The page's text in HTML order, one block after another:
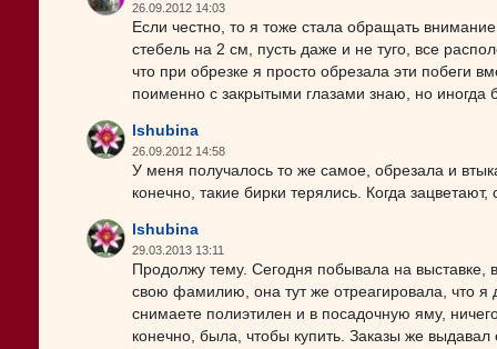
26.09.2012 14:03
Если честно, то я тоже стала обращать
стебель на 2 см, пусть даже и не туго, все
что при обрезке я просто обрезала эти побеги
поименно с закрытыми глазами знаю, но иногда
lshubina
26.09.2012 14:58
У меня получалось то же самое, обрезала и
конечно, такие бирки терялись. Когда
lshubina
29.03.2013 13:11
Продолжу тему. Сегодня побывала на выставке,
свою фамилию, она тут же отреагировала, что я
снимаете полиэтилен и в посадочную яму,
конечно, была, чтобы купить. Заказы же